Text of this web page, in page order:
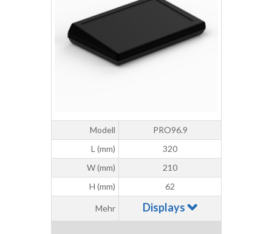
Modell
PRO96.9
L (mm)
320
W (mm)
210
H (mm)
62
Mehr Displays